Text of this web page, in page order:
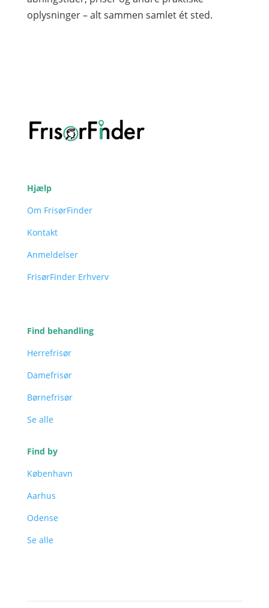
oplysninger – alt sammen samlet ét sted.
Hjælp
Om FrisørFinder
Kontakt
Anmeldelser
FrisørFinder Erhverv
Find behandling
Herrefrisør
Damefrisør
Børnefrisør
Se alle
Find by
København
Aarhus
Odense
Se alle